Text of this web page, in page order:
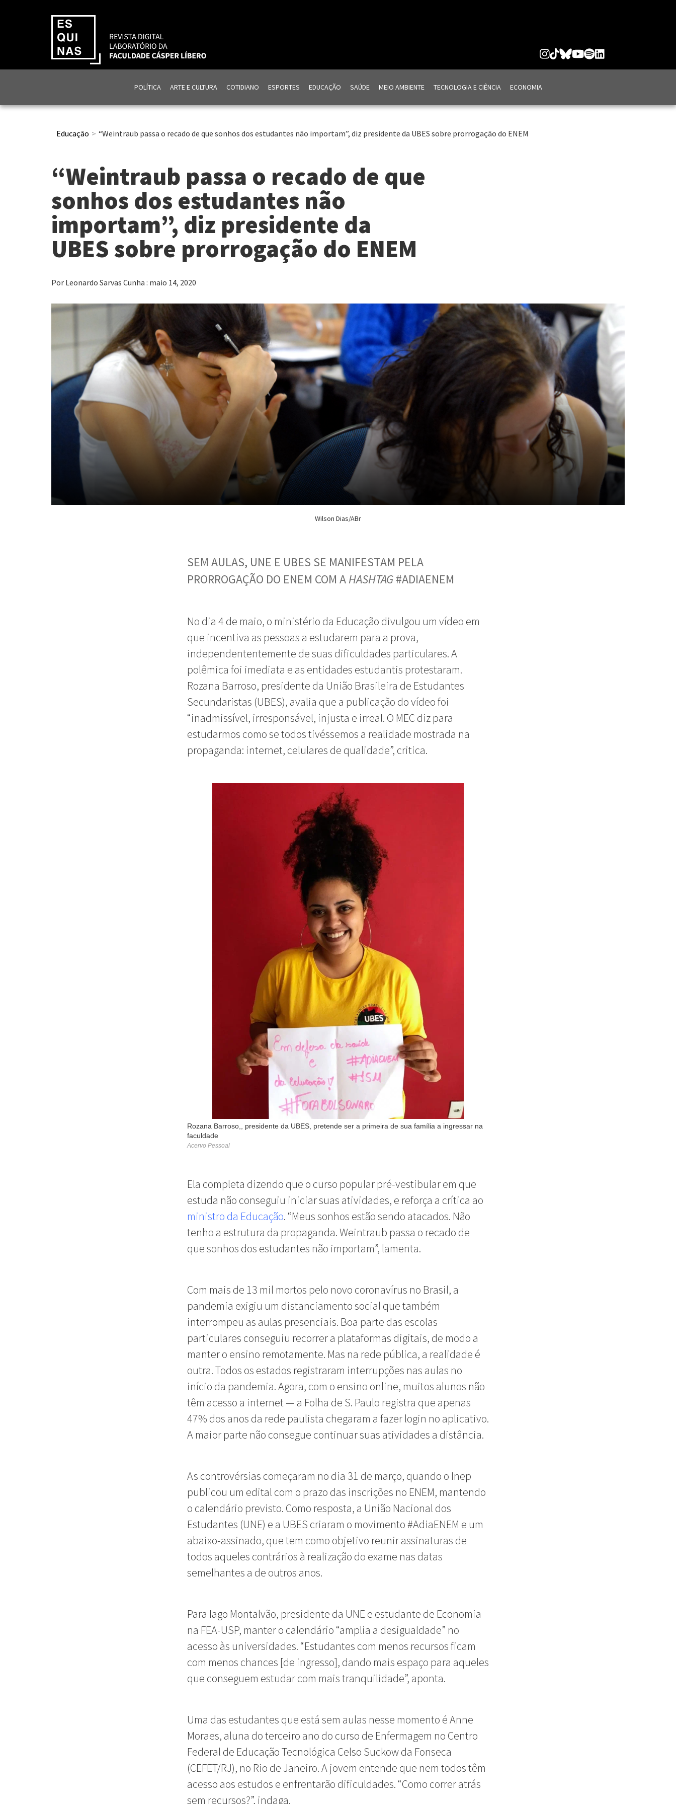
POLÍTICA ARTE E CULTURA COTIDIANO ESPORTES EDUCAÇÃO SAÚDE MEIO AMBIENTE TECNOLOGIA E CIÊNCIA ECONOMIA
Educação “Weintraub passa o recado de que sonhos dos estudantes não importam”, diz presidente da UBES sobre prorrogação do ENEM
“Weintraub passa o recado de que
sonhos dos estudantes não
importam”, diz presidente da
UBES sobre prorrogação do ENEM
Por Leonardo Sarvas Cunha : maio 14, 2020
Wilson Dias/ABr
SEM AULAS, UNE E UBES SE MANIFESTAM PELA
PRORROGAÇÃO DO ENEM COM AHASHTAG#ADIAENEM
No dia 4 de maio, o ministério da Educação divulgou um vídeo em
que incentiva as pessoas a estudarem para a prova,
independententemente de suas dificuldades particulares. A
polêmica foi imediata e as entidades estudantis protestaram.
Rozana Barroso, presidente da União Brasileira de Estudantes
Secundaristas (UBES), avalia que a publicação do vídeo foi
“inadmissível, irresponsável, injusta e irreal. O MEC diz para
estudarmos como se todos tivéssemos a realidade mostrada na
propaganda: internet, celulares de qualidade”, critica.
Rozana Barroso,, presidente da UBES, pretende ser a primeira de sua família a ingressar na
faculdade
Acervo Pessoal
Ela completa dizendo que o curso popular pré-vestibular em que
estuda não conseguiu iniciar suas atividades, e reforça a crítica ao
ministro da Educação. “Meus sonhos estão sendo atacados. Não
tenho a estrutura da propaganda. Weintraub passa o recado de
que sonhos dos estudantes não importam”, lamenta.
Com mais de 13 mil mortos pelo novo coronavírus no Brasil, a
pandemia exigiu um distanciamento social que também
interrompeu as aulas presenciais. Boa parte das escolas
particulares conseguiu recorrer a plataformas digitais, de modo a
manter o ensino remotamente. Mas na rede pública, a realidade é
outra. Todos os estados registraram interrupções nas aulas no
início da pandemia. Agora, com o ensino online, muitos alunos não
têm acesso a internet — a Folha de S. Paulo registra que apenas
47% dos anos da rede paulista chegaram a fazer login no aplicativo.
A maior parte não consegue continuar suas atividades a distância.
As controvérsias começaram no dia 31 de março, quando o Inep
publicou um edital com o prazo das inscrições no ENEM, mantendo
o calendário previsto. Como resposta, a União Nacional dos
Estudantes (UNE) e a UBES criaram o movimento #AdiaENEM e um
abaixo-assinado, que tem como objetivo reunir assinaturas de
todos aqueles contrários à realização do exame nas datas
semelhantes a de outros anos.
Para Iago Montalvão, presidente da UNE e estudante de Economia
na FEA-USP, manter o calendário “amplia a desigualdade” no
acesso às universidades. “Estudantes com menos recursos ficam
com menos chances [de ingresso], dando mais espaço para aqueles
que conseguem estudar com mais tranquilidade”, aponta.
Uma das estudantes que está sem aulas nesse momento é Anne
Moraes, aluna do terceiro ano do curso de Enfermagem no Centro
Federal de Educação Tecnológica Celso Suckow da Fonseca
(CEFET/RJ), no Rio de Janeiro. A jovem entende que nem todos têm
acesso aos estudos e enfrentarão dificuldades. “Como correr atrás
sem recursos?”, indaga.